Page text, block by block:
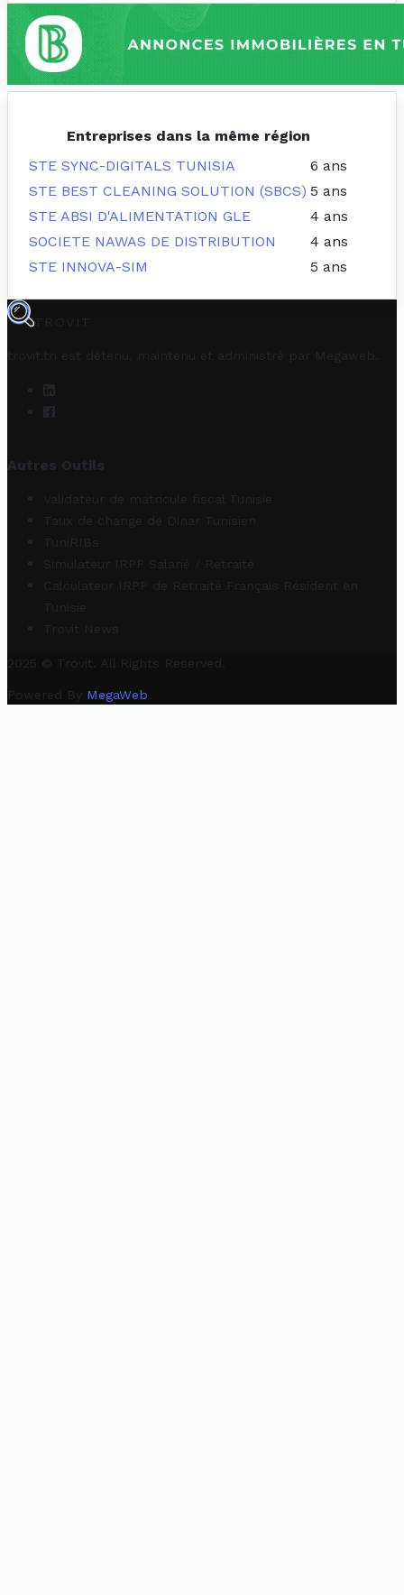
Entreprises dans la même région
STE SYNC-DIGITALS TUNISIA
6 ans
STE BEST CLEANING SOLUTION (SBCS) 5 ans
STE ABSI D'ALIMENTATION GLE
4 ans
SOCIETE NAWAS DE DISTRIBUTION
4 ans
STE INNOVA-SIM
5 ans
TROVIT
trovit.tn est détenu, maintenu et administré par Megaweb
Autres Outils
Validateur de matricule fiscal Tunisie
Taux de change de Dinar Tunisien
TuniRIBs
Simulateur IRPP Salarié / Retraité
Calculateur IRPP de Retraité Français Résident en
Tunisie
Trovit News
2025 © Trovit. All Rights Reserved.
Powered By MegaWeb